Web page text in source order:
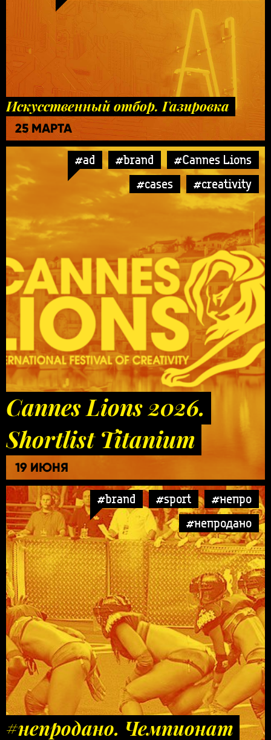
Искусственный отбор. Газировка
25 МАРТА
#ad #brand
#Cannes Lions
#cases
#creativity
Cannes Lions 2026.
Shortlist Titanium
19 ИЮНЯ
#brand #sport
#непро
#непродано
#непродано. Чемпионат